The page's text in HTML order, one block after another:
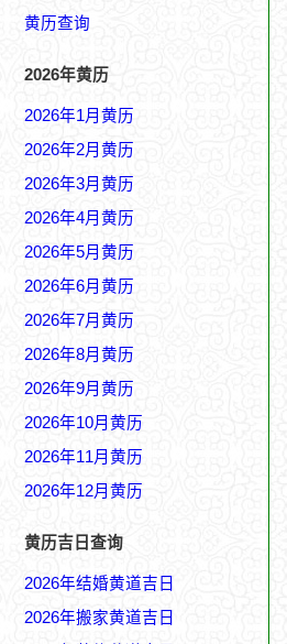
黄历查询
2026年黄历
2026年1月黄历
2026年2月黄历
2026年3月黄历
2026年4月黄历
2026年5月黄历
2026年6月黄历
2026年7月黄历
2026年8月黄历
2026年9月黄历
2026年10月黄历
2026年11月黄历
2026年12月黄历
黄历吉日查询
2026年结婚黄道吉日
2026年搬家黄道吉日